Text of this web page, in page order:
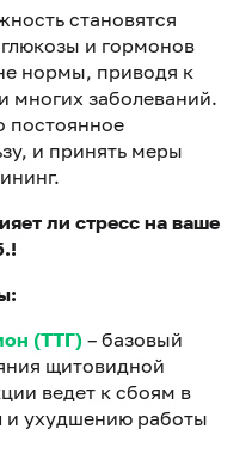
становятся
и гормонов
нормы, приводя к
многих заболеваний.
постоянное
и принять меры
ли стресс на ваше
(ТТГ) – базовый
щитовидной
ведет к сбоям в
и ухудшению работы